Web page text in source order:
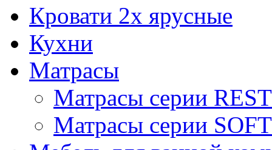
Кровати 2х ярусные
Кухни
Матрасы
Матрасы серии REST
Матрасы серии SOFT